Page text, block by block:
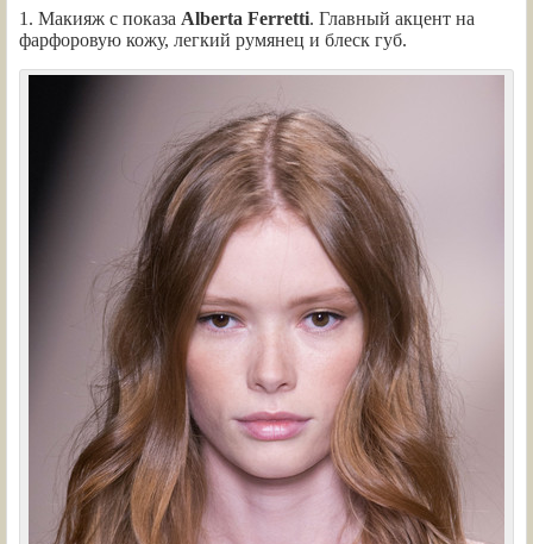
1. Макияж с показа Alberta Ferretti. Главный акцент на
фарфоровую кожу, легкий румянец и блеск губ.